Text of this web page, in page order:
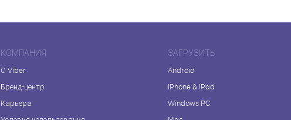
КОМПАНИЯ
О Viber
Бренд-центр
Карьера
ЗАГРУЗИТЬ
Android
iPhone & iPad
Windows PC